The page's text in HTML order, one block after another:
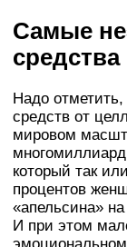
Самые
средства
Надо
средств от
мировом
который так
процентов
«апельсина»
И при этом